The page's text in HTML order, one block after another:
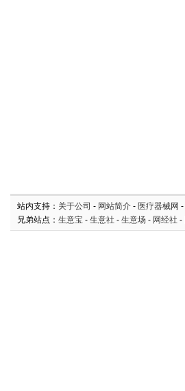
站内支持： 关于公司 - 网站简介 - 医疗器械网 -
兄弟站点： 生意宝 - 生意社 - 生意场 - 网经社 -